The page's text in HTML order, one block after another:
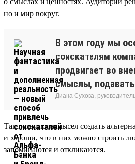
но и мир вокруг.
В этом году мы
соискателям
продвигает во
смыслы,
Диана Сухова,
Так появился замысел создать
и хороши, что в них можно строить
запоминаются и откликаются.